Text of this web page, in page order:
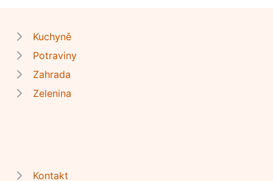
Kuchyně
Potraviny
Zahrada
Zelenina
Kontakt